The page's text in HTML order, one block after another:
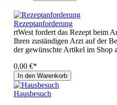
Rezeptanforderung
rtWest fordert das Rezept beim
Ihren zuständigen Arzt auf der
der gewünschte Artikel im Shop
0,00 €*
In den Warenkorb
Hausbesuch